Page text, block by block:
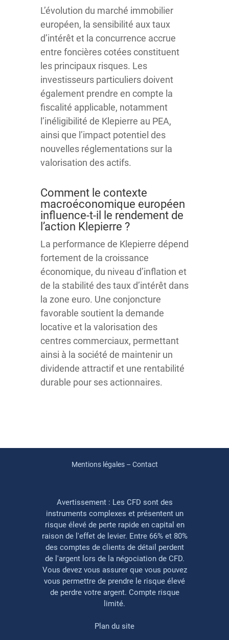
L’évolution du marché immobilier
européen, la sensibilité aux taux
d’intérêt et la concurrence accrue
entre foncières cotées constituent
les principaux risques. Les
investisseurs particuliers doivent
également prendre en compte la
fiscalité applicable, notamment
l’inéligibilité de Klepierre au PEA,
ainsi que l’impact potentiel des
nouvelles réglementations sur la
valorisation des actifs.
Comment le contexte
macroéconomique européen
influence-t-il le rendement de
l’action Klepierre ?
La performance de Klepierre dépend
fortement de la croissance
économique, du niveau d’inflation et
de la stabilité des taux d’intérêt dans
la zone euro. Une conjoncture
favorable soutient la demande
locative et la valorisation des
centres commerciaux, permettant
ainsi à la société de maintenir un
dividende attractif et une rentabilité
durable pour ses actionnaires.
Mentions légales – Contact
Avertissement : Les CFD sont des
instruments complexes et présentent un
risque élevé de perte rapide en capital en
raison de l'effet de levier. Entre 66% et 80%
des comptes de clients de détail perdent
de l'argent lors de la négociation de CFD.
Vous devez vous assurer que vous pouvez
vous permettre de prendre le risque élevé
de perdre votre argent. Compte risque
limité.
Plan du site